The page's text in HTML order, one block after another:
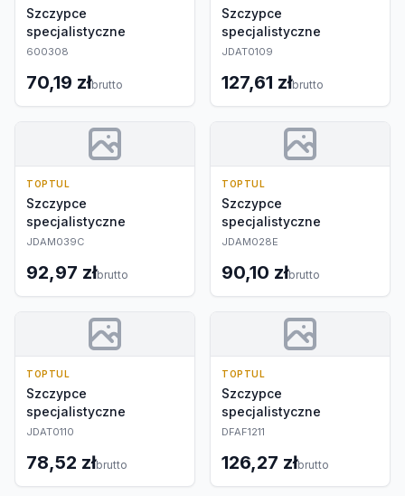
Szczypce
specjalistyczne
600308
70,19 złbrutto
Szczypce
specjalistyczne
JDAT0109
127,61 złbrutto
TOPTUL
Szczypce
specjalistyczne
JDAM039C
92,97 złbrutto
TOPTUL
Szczypce
specjalistyczne
JDAM028E
90,10 złbrutto
TOPTUL
Szczypce
specjalistyczne
JDAT0110
78,52 złbrutto
TOPTUL
Szczypce
specjalistyczne
DFAF1211
126,27 złbrutto